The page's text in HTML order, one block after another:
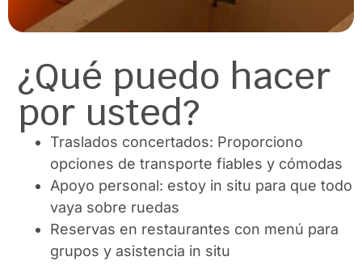
¿Qué puedo hacer
por usted?
Traslados concertados: Proporciono
opciones de transporte fiables y cómodas
Apoyo personal: estoy in situ para que todo
vaya sobre ruedas
Reservas en restaurantes con menú para
grupos y asistencia in situ